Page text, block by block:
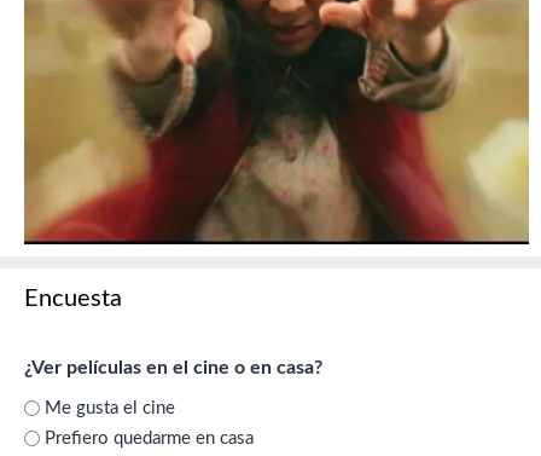
Encuesta
¿Ver películas en el cine o en casa?
Me gusta el cine
Prefiero quedarme en casa